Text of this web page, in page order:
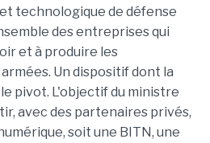
technologique de défense
des entreprises qui
et à produire les
Un dispositif dont la
pivot. L'objectif du ministre
avec des partenaires privés,
soit une BITN, une